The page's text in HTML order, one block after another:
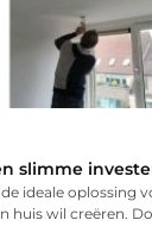
slimme
ideale oplossing
huis wil creëren.